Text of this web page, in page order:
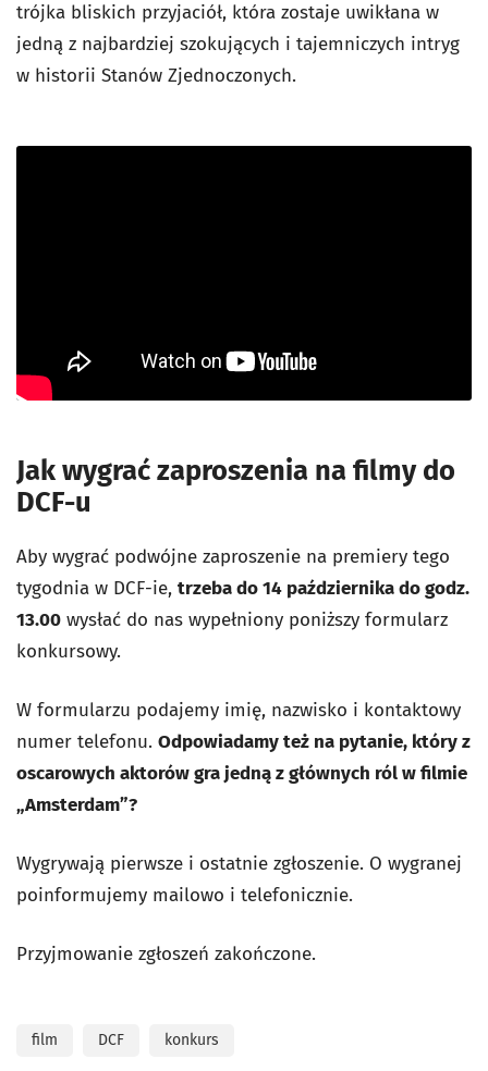
trójka bliskich przyjaciół, która zostaje uwikłana w
jedną z najbardziej szokujących i tajemniczych intryg
w historii Stanów Zjednoczonych.
Jak wygrać zaproszenia na filmy do
DCF-u
Aby wygrać podwójne zaproszenie na premiery tego
tygodnia w DCF-ie, trzeba do 14 października do godz.
13.00 wysłać do nas wypełniony poniższy formularz
konkursowy.
W formularzu podajemy imię, nazwisko i kontaktowy
numer telefonu. Odpowiadamy też na pytanie, który z
oscarowych aktorów gra jedną z głównych ról w filmie
„Amsterdam”?
Wygrywają pierwsze i ostatnie zgłoszenie. O wygranej
poinformujemy mailowo i telefonicznie.
Przyjmowanie zgłoszeń zakończone.
film DCF konkurs